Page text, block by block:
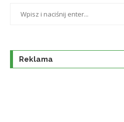
Reklama